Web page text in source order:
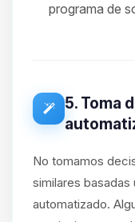
programa de
5. Toma
No tomamos
similares
automatizado.